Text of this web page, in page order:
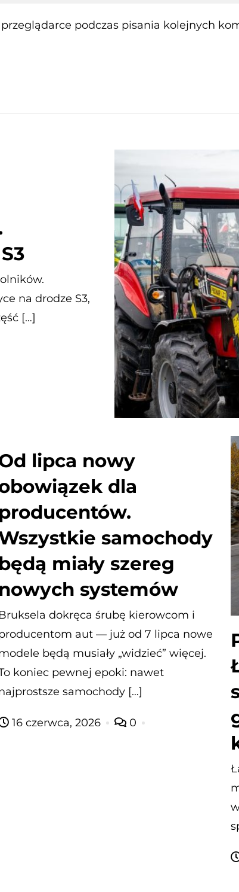
podczas pisania kolejnych
na drodze S3,
[…]
lipca nowy
dla
producentów.
samochody
będą miały szereg
nowych systemów
Bruksela dokręca śrubę kierowcom i
aut — już od 7 lipca nowe
będą musiały „widzieć” więcej.
koniec pewnej epoki: nawet
samochody […]
16 czerwca, 2026 0